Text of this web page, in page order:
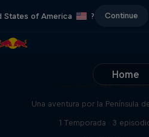
States of America ? Continue
Home
La Ruta de
Una aventura por la Península
1 Temporada · 3